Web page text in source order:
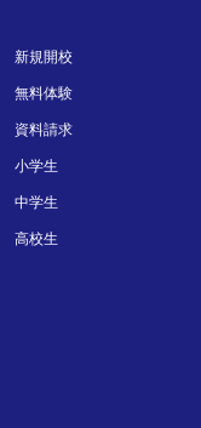
新規開校
無料体験
資料請求
小学生
中学生
高校生